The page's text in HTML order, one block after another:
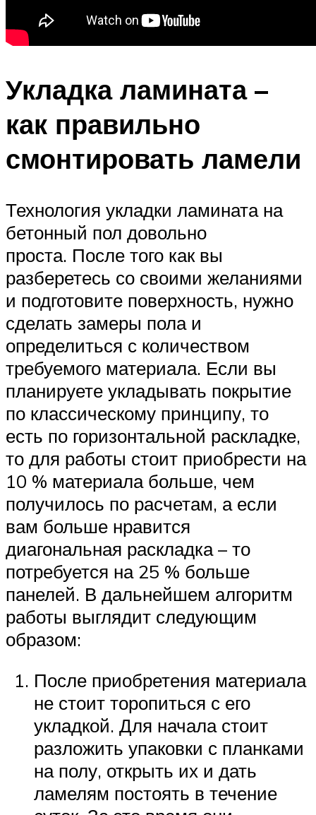
Укладка ламината –
как правильно
смонтировать ламели
Технология укладки ламината на
бетонный пол довольно
проста. После того как вы
разберетесь со своими желаниями
и подготовите поверхность, нужно
сделать замеры пола и
определиться с количеством
требуемого материала. Если вы
планируете укладывать покрытие
по классическому принципу, то
есть по горизонтальной раскладке,
то для работы стоит приобрести на
10 % материала больше, чем
получилось по расчетам, а если
вам больше нравится
диагональная раскладка – то
потребуется на 25 % больше
панелей. В дальнейшем алгоритм
работы выглядит следующим
образом:
После приобретения материала
не стоит торопиться с его
укладкой. Для начала стоит
разложить упаковки с планками
на полу, открыть их и дать
ламелям постоять в течение